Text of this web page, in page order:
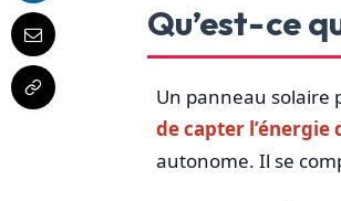
Qu’est-ce
Un panneau solaire
de capter
autonome. Il se